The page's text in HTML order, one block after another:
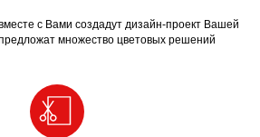
с Вами создадут дизайн-проект Вашей
множество цветовых решений